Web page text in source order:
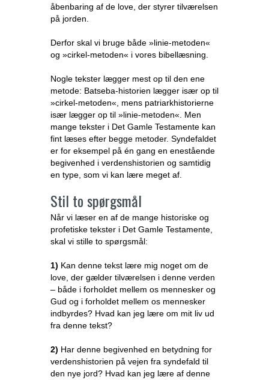
åbenbaring af de love, der styrer tilværelsen
på jorden.
Derfor skal vi bruge både »linie-metoden«
og »cirkel-metoden« i vores bibellæsning.
Nogle tekster lægger mest op til den ene
metode: Batseba-historien lægger især op til
»cirkel-metoden«, mens patriarkhistorierne
især lægger op til »linie-metoden«. Men
mange tekster i Det Gamle Testamente kan
fint læses efter begge metoder. Syndefaldet
er for eksempel på én gang en enestående
begivenhed i verdenshistorien og samtidig
en type, som vi kan lære meget af.
Stil to spørgsmål
Når vi læser en af de mange historiske og
profetiske tekster i Det Gamle Testamente,
skal vi stille to spørgsmål:
1) Kan denne tekst lære mig noget om de
love, der gælder tilværelsen i denne verden
– både i forholdet mellem os mennesker og
Gud og i forholdet mellem os mennesker
indbyrdes? Hvad kan jeg lære om mit liv ud
fra denne tekst?
2) Har denne begivenhed en betydning for
verdenshistorien på vejen fra syndefald til
den nye jord? Hvad kan jeg lære af denne